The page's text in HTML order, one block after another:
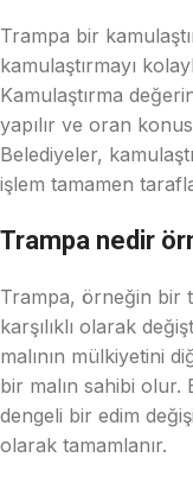
Trampa bir
kamulaştırmayı
Kamulaştırma
yapılır ve oran
Belediyeler,
işlem tamamen
Trampa nedir
Trampa, örneğin bir
karşılıklı olarak
malının mülkiyetini
bir malın sahibi olur.
dengeli bir edim
olarak tamamlanır.